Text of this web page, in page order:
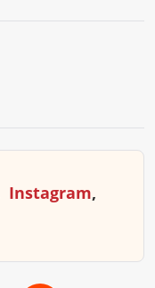
Instagram,